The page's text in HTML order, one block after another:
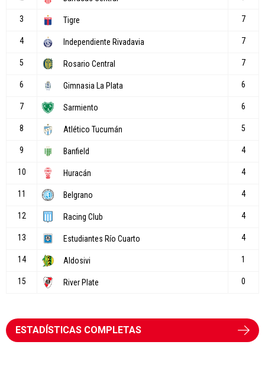
ESTADÍSTICAS COMPLETAS